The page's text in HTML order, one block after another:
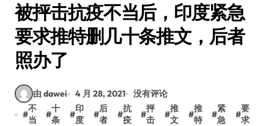
被抨击抗疫不当后，印度紧急
要求推特删几十条推文，后者
照办了
由 dawei 4 月 28, 2021
没有评论
#
不
当
#
十
条
#
印
度
#
后
者
#
抗
疫
#
抨
击
#
推
文
#
推
特
#
紧
急
#
要
求